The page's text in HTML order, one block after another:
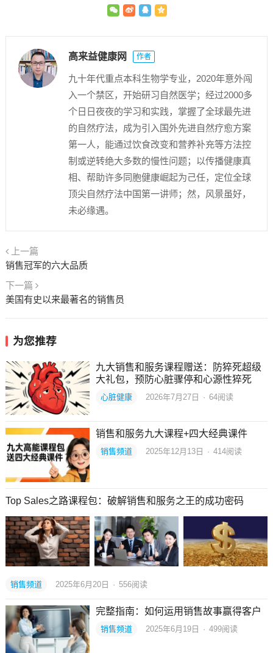
高来益健康网 作者
九十年代重点本科生物学专业，2020年意外闯
入一个禁区，开始研习自然医学；经过2000多
个日日夜夜的学习和实践，掌握了全球最先进
的自然疗法，成为引入国外先进自然疗愈方案
第一人，能通过饮食改变和营养补充等方法控
制或逆转绝大多数的慢性问题；以传播健康真
相、帮助许多同胞健康崛起为己任，定位全球
顶尖自然疗法中国第一讲师；然，风景虽好，
未必缘遇。
上一篇
销售冠军的六大品质
下一篇
美国有史以来最著名的销售员
为您推荐
九大销售和服务课程赠送：防猝死超级
大礼包，预防心脏骤停和心源性猝死
心脏健康 2026年7月27日 · 64阅读
销售和服务九大课程+四大经典课件
销售频道 2025年12月13日 · 414阅读
Top Sales之路课程包：破解销售和服务之王的成功密码
销售频道 2025年6月20日 · 556阅读
完整指南：如何运用销售故事赢得客户
销售频道 2025年6月19日 · 499阅读